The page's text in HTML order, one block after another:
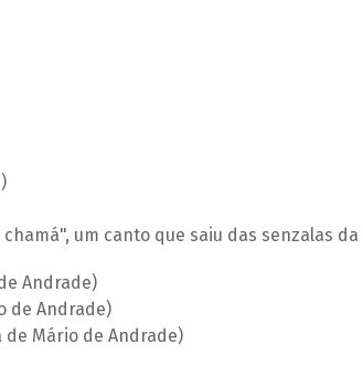
um canto que saiu das senzalas da
Andrade)
de Andrade)
Mário de Andrade)